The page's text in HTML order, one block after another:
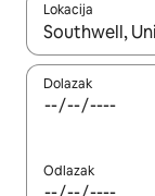
Lokacija
Kada budu
Dolazak
Odlazak